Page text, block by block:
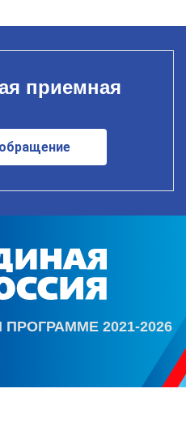
приемная
2021-2026